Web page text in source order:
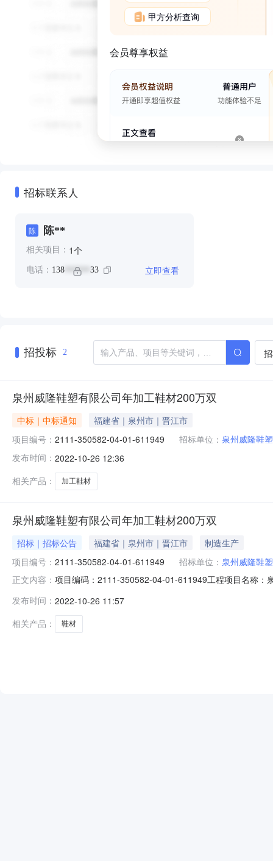
甲方分析查询
会员尊享权益
招标联系人
陈 陈**
相关项目： 1个
电话： 138 ****** 33 立即查看
招投标 2
泉州威隆鞋塑有限公司年加工鞋材200万双
中标｜中标通知
福建省｜泉州市｜晋江市
项目编号： 2111-350582-04-01-611949 招标单位： 泉州威隆鞋
发布时间： 2022-10-26 12:36
相关产品：
加工鞋材
泉州威隆鞋塑有限公司年加工鞋材200万双
招标｜招标公告 福建省｜泉州市｜晋江市
制造生产
项目编号： 2111-350582-04-01-611949 招标单位： 泉州威隆鞋
正文内容： 项目编码：2111-350582-04-01-611949工程项目名称：
（万元）：16000项目建设内容：选取中介方式：直接
发布时间： 2022-10-26 11:57
相关产品：
鞋材